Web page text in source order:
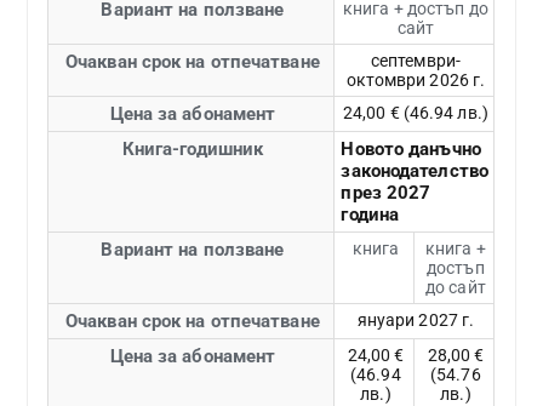
Вариант на ползване
книга + достъп до
сайт
Очакван срок на отпечатване
септември-
октомври 2026 г.
Цена за абонамент 24,00 € (46.94 лв.)
Книга-годишник
Новото данъчно
законодателство
през 2027
година
Вариант на ползване
книга
книга +
достъп
до сайт
Очакван срок на отпечатване януари 2027 г.
Цена за абонамент
24,00 €
(46.94
лв.)
28,00 €
(54.76
лв.)